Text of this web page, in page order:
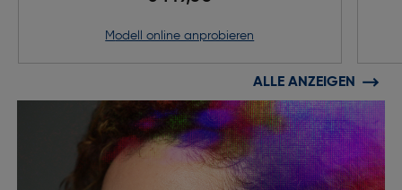
Modell online anprobieren
ALLE ANZEIGEN